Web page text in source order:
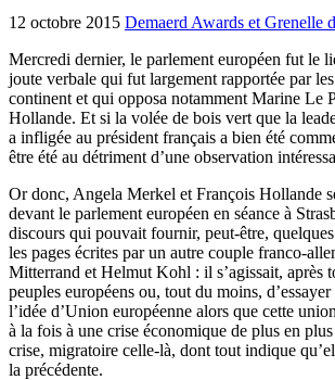
12 octobre 2015 Demaerd Awards et Grenelle
Mercredi dernier, le parlement européen fut le
joute verbale qui fut largement rapportée par
continent et qui opposa notamment Marine Le
Hollande. Et si la volée de bois vert que la
a infligée au président français a bien été
être été au détriment d’une observation
Or donc, Angela Merkel et François Hollande
devant le parlement européen en séance à
discours qui pouvait fournir, peut-être,
les pages écrites par un autre couple franco-
Mitterrand et Helmut Kohl : il s’agissait, après
peuples européens ou, tout du moins,
l’idée d’Union européenne alors que cette
à la fois à une crise économique de plus en
crise, migratoire celle-là, dont tout indique
la précédente.